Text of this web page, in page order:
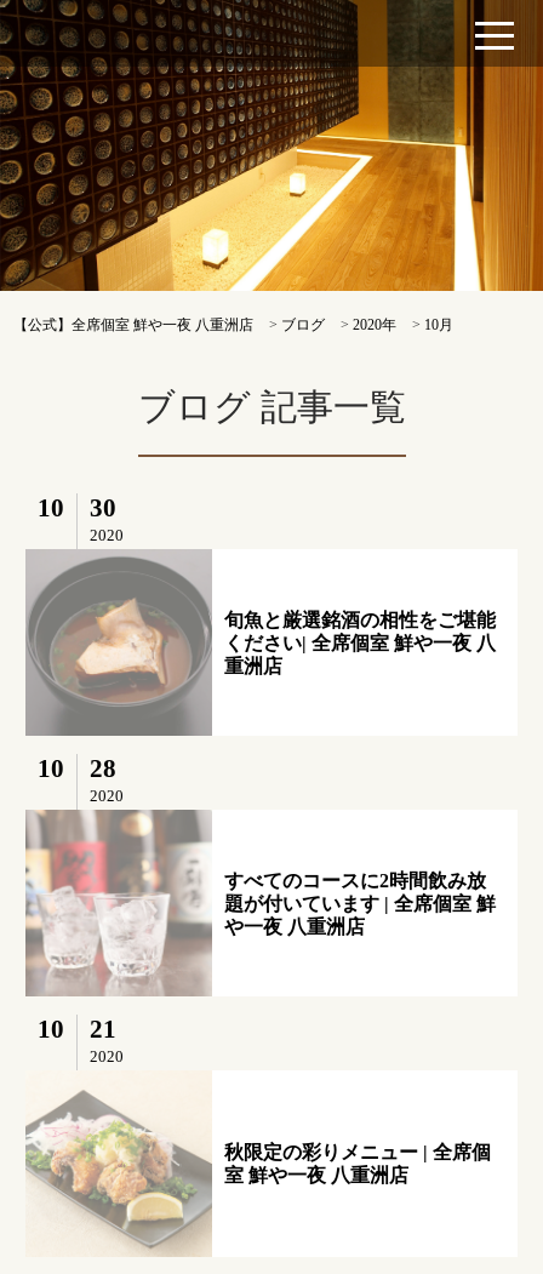
【公式】全席個室 鮮や一夜 八重洲店 > ブログ >2020年 > 10月
ブログ 記事一覧
10 30
2020
旬魚と厳選銘酒の相性をご堪能
ください| 全席個室 鮮や一夜 八
重洲店
10 28
2020
すべてのコースに2時間飲み放
題が付いています | 全席個室 鮮
や一夜 八重洲店
10 21
2020
秋限定の彩りメニュー | 全席個
室 鮮や一夜 八重洲店